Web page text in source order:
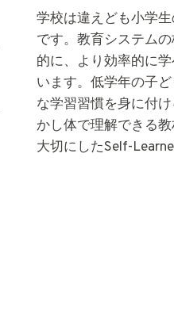
学校は違えども小学
です。教育システム
的に、より効率的に
います。低学年の子
な学習習慣を身に付
かし体で理解できる
大切にしたSelf-